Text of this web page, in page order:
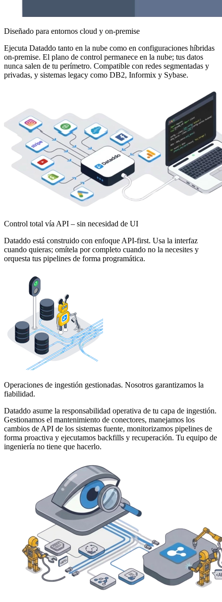
Diseñado para entornos cloud y on-premise
Ejecuta Dataddo tanto en la nube como en configuraciones híbridas
on-premise. El plano de control permanece en la nube; tus datos
nunca salen de tu perímetro. Compatible con redes segmentadas y
privadas, y sistemas legacy como DB2, Informix y Sybase.
Control total vía API – sin necesidad de UI
Dataddo está construido con enfoque API-first. Usa la interfaz
cuando quieras; omítela por completo cuando no la necesites y
orquesta tus pipelines de forma programática.
Operaciones de ingestión gestionadas. Nosotros garantizamos la
fiabilidad.
Dataddo asume la responsabilidad operativa de tu capa de ingestión.
Gestionamos el mantenimiento de conectores, manejamos los
cambios de API de los sistemas fuente, monitorizamos pipelines de
forma proactiva y ejecutamos backfills y recuperación. Tu equipo de
ingeniería no tiene que hacerlo.